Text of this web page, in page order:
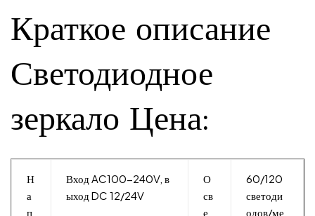
Краткое описание
Светодиодное
зеркало Цена:
Н
а
п
Вход AC100-240V, в
ыход DC 12/24V
О
св
е
60/120
светоди
одов/ме